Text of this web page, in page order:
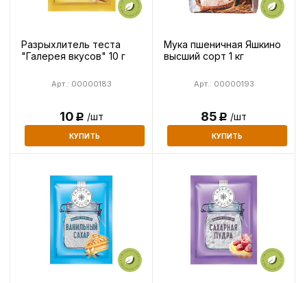
Разрыхлитель теста
"Галерея вкусов" 10 г
Арт.: 00000183
10Р /шт
КУПИТЬ
Мука пшеничная Яшкино
высший сорт 1 кг
Арт.: 00000193
85Р /шт
КУПИТЬ